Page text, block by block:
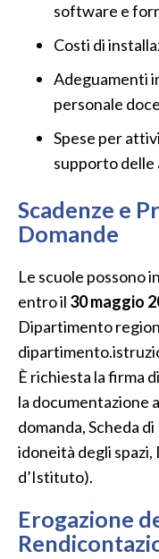
software e
Costi di
Adeguamenti
personale
Spese per
supporto delle
Scadenze e
Domande
Le scuole possono
entro il 30 maggio
Dipartimento
È richiesta la firma
la documentazione
domanda, Scheda
idoneità degli
d’Istituto).
Erogazione